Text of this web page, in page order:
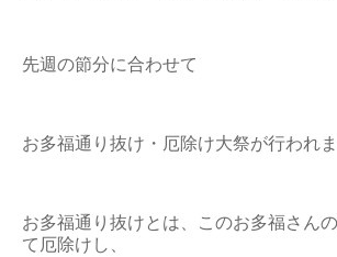
先週の節分に合わせて
お多福通り抜け・厄除け大祭が行われま
お多福通り抜けとは、このお多福さん
て厄除けし、